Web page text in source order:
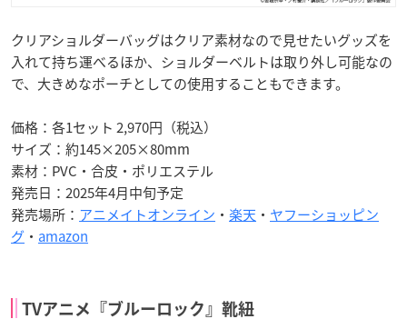
クリアショルダーバッグはクリア素材なので見せたいグッズを
入れて持ち運べるほか、ショルダーベルトは取り外し可能なの
で、大きめなポーチとしての使用することもできます。
価格：各1セット 2,970円（税込）
サイズ：約145×205×80mm
素材：PVC・合皮・ポリエステル
発売日：2025年4月中旬予定
発売場所： アニメイトオンライン ・ 楽天 ・ ヤフーショッピン
グ ・ amazon
TVアニメ『ブルーロック』靴紐